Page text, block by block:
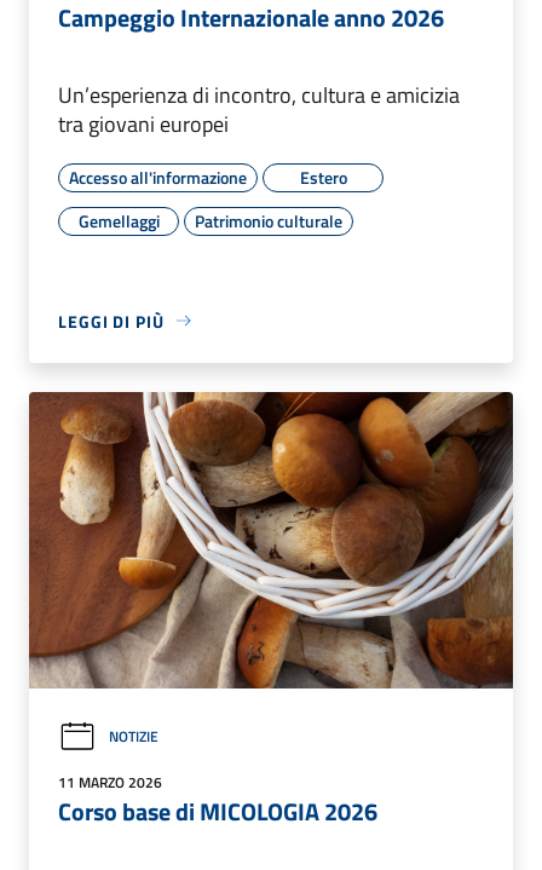
Campeggio Internazionale anno 2026
Un’esperienza di incontro, cultura e amicizia
tra giovani europei
Accesso all'informazione
Estero
Gemellaggi
Patrimonio culturale
LEGGI DI PIÙ
NOTIZIE
11 MARZO 2026
Corso base di MICOLOGIA 2026